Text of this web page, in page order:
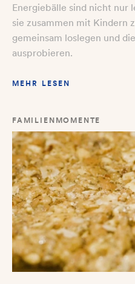
Energiebälle sind nicht nur
sie zusammen mit Kindern
gemeinsam loslegen und
ausprobieren.
MEHR LESEN
FAMILIENMOMENTE